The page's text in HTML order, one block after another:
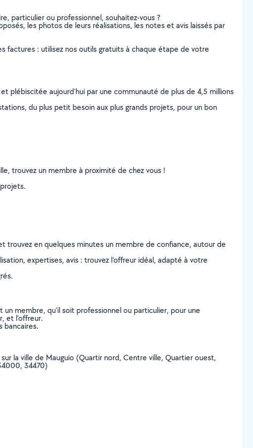
particulier ou professionnel, souhaitez-vous ?
les photos de leurs réalisations, les notes et avis laissés par
factures : utilisez nos outils gratuits à chaque étape de votre
plébiscitée aujourd’hui par une communauté de plus de 4,5 millions
du plus petit besoin aux plus grands projets, pour un bon
trouvez un membre à proximité de chez vous !
trouvez en quelques minutes un membre de confiance, autour de
expertises, avis : trouvez l'offreur idéal, adapté à votre
membre, qu’il soit professionnel ou particulier, pour une
et l’offreur.
bancaires.
la ville de Mauguio (Quartir nord, Centre ville, Quartier ouest,
34470)